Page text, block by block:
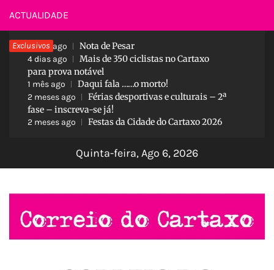
Skip
to
content
ACTUALIDADE
Exclusivos
3 dias ago Nota de Pesar
4 dias ago
Mais de 350 ciclistas no Cartaxo
para prova notável
1 mês ago Daqui fala ……o morto!
2 meses ago
Férias desportivas e culturais – 2ª
fase – inscreva-se já!
2 meses ago Festas da Cidade do Cartaxo 2026
Quinta-feira, Ago 6, 2026